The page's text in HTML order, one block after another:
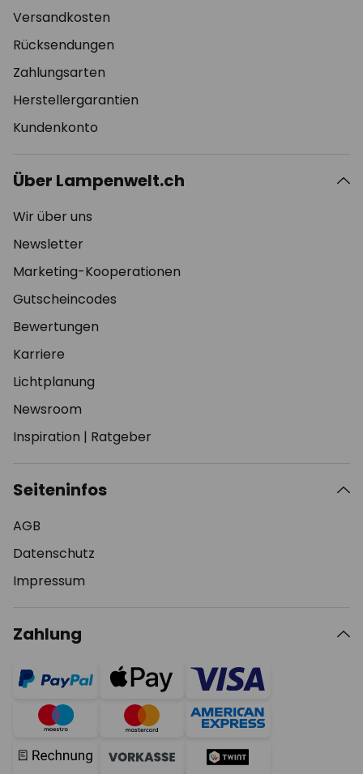
Versandkosten
Rücksendungen
Zahlungsarten
Herstellergarantien
Kundenkonto
Über Lampenwelt.ch
Wir über uns
Newsletter
Marketing-Kooperationen
Gutscheincodes
Bewertungen
Karriere
Lichtplanung
Newsroom
Inspiration | Ratgeber
Seiteninfos
AGB
Datenschutz
Impressum
Zahlung